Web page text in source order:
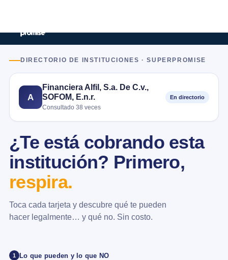
DIRECTORIO DE INSTITUCIONES · SUPERPROMISE
A
Financiera Alfil, S.a. De C.v.,
SOFOM, E.n.r.
Consultado 38 veces
En directorio
¿Te está cobrando esta
institución? Primero,
respira.
Toca cada tarjeta y descubre qué te pueden
hacer legalmente… y qué no. Sin costo.
1 Lo que pueden y lo que NO